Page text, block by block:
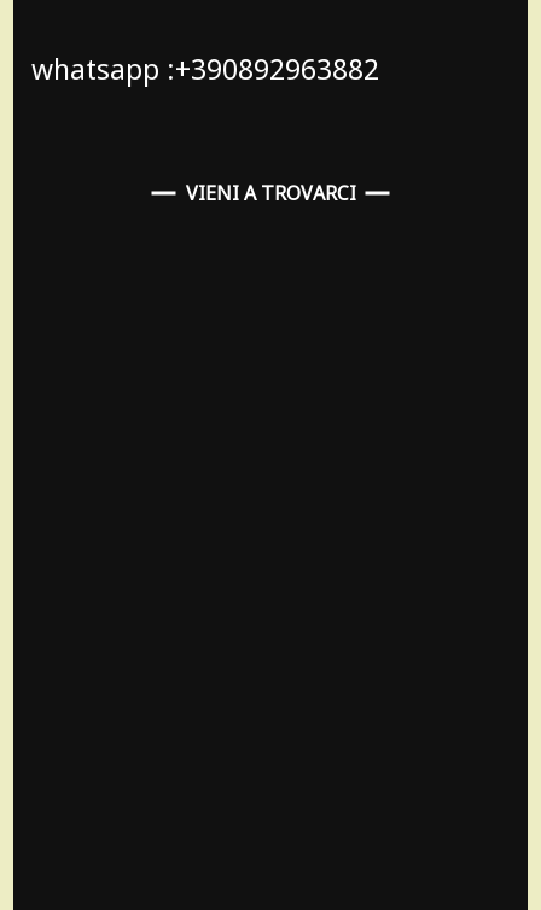
whatsapp :+390892963882
VIENI A TROVARCI